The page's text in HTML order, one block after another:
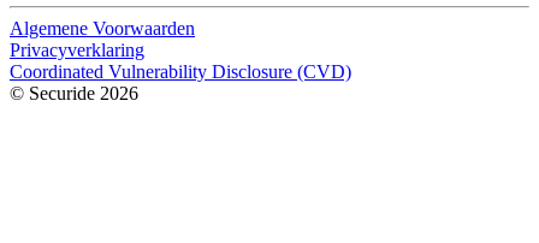
Algemene Voorwaarden
Privacyverklaring
Coordinated Vulnerability Disclosure (CVD)
© Securide 2026